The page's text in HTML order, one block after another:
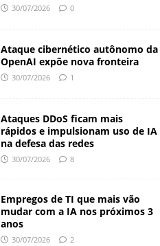
30/07/2026 0
Ataque cibernético autônomo da
OpenAI expõe nova fronteira
30/07/2026 1
Ataques DDoS ficam mais
rápidos e impulsionam uso de IA
na defesa das redes
30/07/2026 8
Empregos de TI que mais vão
mudar com a IA nos próximos 3
anos
30/07/2026 2